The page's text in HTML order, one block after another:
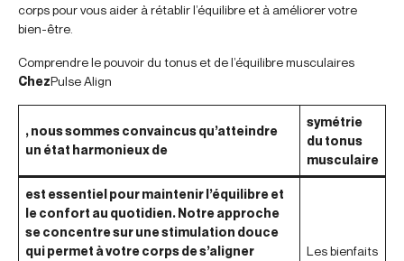
corps pour vous aider à rétablir l’équilibre et à améliorer votre
bien-être.
Comprendre le pouvoir du tonus et de l’équilibre musculaires
ChezPulse Align
, nous sommes convaincus qu’atteindre
un état harmonieux de
symétrie
du tonus
musculaire
est essentiel pour maintenir l’équilibre et
le confort au quotidien. Notre approche
se concentre sur une stimulation douce
qui permet à votre corps de s’aligner
Les bienfaits